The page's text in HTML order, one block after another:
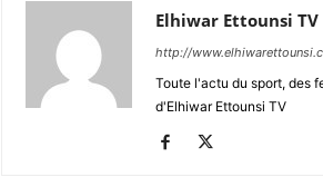
Elhiwar Ettounsi TV
http://
Toute l'actu du sport, des
d'Elhiwar Ettounsi TV